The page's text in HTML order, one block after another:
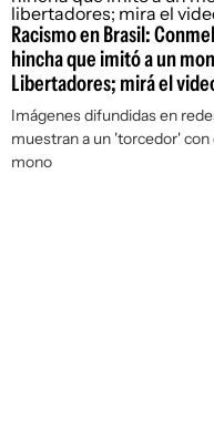
Racismo en Brasil:
hincha que imitó a un
Libertadores; mirá el
Imágenes difundidas en
muestran a un 'torcedor'
mono